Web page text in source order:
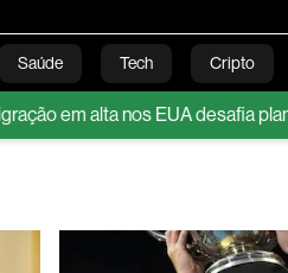
Saúde Tech Cripto
Linha Executiva
alta nos EUA desafia plano de